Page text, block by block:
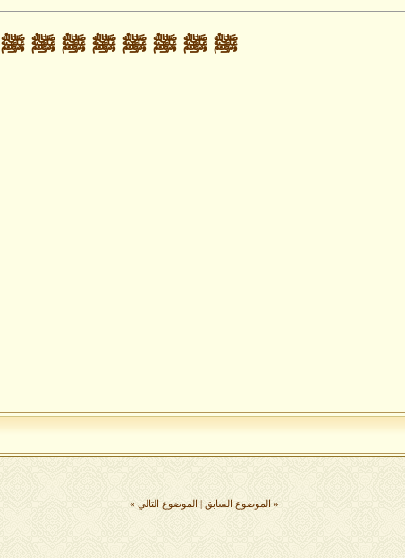
ﷺ ﷺ ﷺ ﷺ ﷺ ﷺ ﷺ ﷺ
« الموضوع السابق الموضوع التالي »